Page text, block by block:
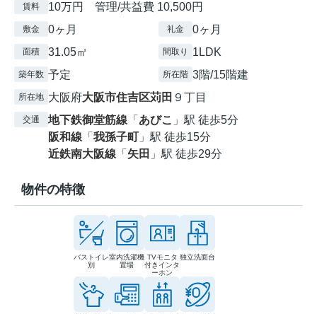
賃料 10万円 管理/共益費 10,500円
敷金 0ヶ月 礼金 0ヶ月
面積 31.05㎡ 間取り 1LDK
築年数 予定 所在階 3階/15階建
所在地 大阪府大阪市住吉区苅田 ９丁目
交通 地下鉄御堂筋線 「 あびこ 」駅 徒歩5分
阪和線 「 我孫子町 」駅 徒歩15分
近鉄南大阪線 「 矢田 」駅 徒歩29分
物件の特徴
バストイレ
別
室内洗濯機
置場
TVモニタ
付きインタ
ーホン
独立洗面台